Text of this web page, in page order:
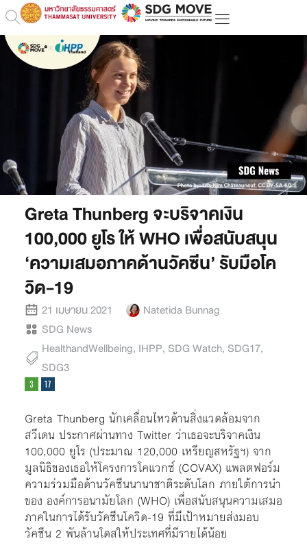
Greta Thunberg จะบริจาคเงิน
100,000 ยูโร ให้ WHO เพื่อสนับสนุน
‘ความเสมอภาคด้านวัคซีน’ รับมือโค
วิด-19
21 เมษายน 2021
Natetida Bunnag
SDG News
HealthandWellbeing, IHPP, SDG Watch, SDG17,
SDG3
Greta Thunberg นักเคลื่อนไหวด้านสิ่งแวดล้อมจาก
สวีเดน ประกาศผ่านทาง Twitter ว่าเธอจะบริจาคเงิน
100,000 ยูโร (ประมาณ 120,000 เหรียญสหรัฐฯ) จาก
มูลนิธิของเธอให้โครงการโคแวกซ์ (COVAX) แพลตฟอร์ม
ความร่วมมือด้านวัคซีนนานาชาติระดับโลก ภายใต้การนำ
ของ องค์การอนามัยโลก (WHO) เพื่อสนับสนุนความเสมอ
ภาคในการได้รับวัคซีนโควิด-19 ที่มีเป้าหมายส่งมอบ
วัคซีน 2 พันล้านโดสให้ประเทศที่มีรายได้น้อย